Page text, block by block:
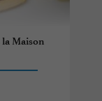
la Maison